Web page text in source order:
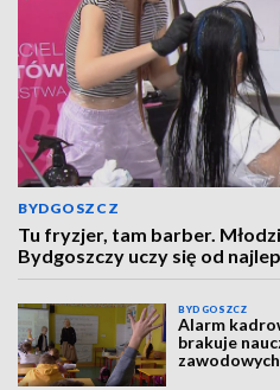
BYDGOSZCZ
Tu fryzjer, tam barber.
Bydgoszczy uczy się od
BYDGOSZCZ
Alarm
brakuje
zawodowych